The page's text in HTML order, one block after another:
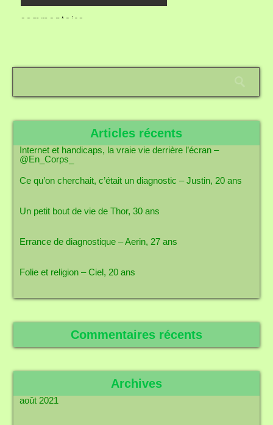
commentaire.
Articles récents
Internet et handicaps, la vraie vie derrière l’écran –
@En_Corps_
Ce qu’on cherchait, c’était un diagnostic – Justin, 20 ans
Un petit bout de vie de Thor, 30 ans
Errance de diagnostique – Aerin, 27 ans
Folie et religion – Ciel, 20 ans
Commentaires récents
Archives
août 2021